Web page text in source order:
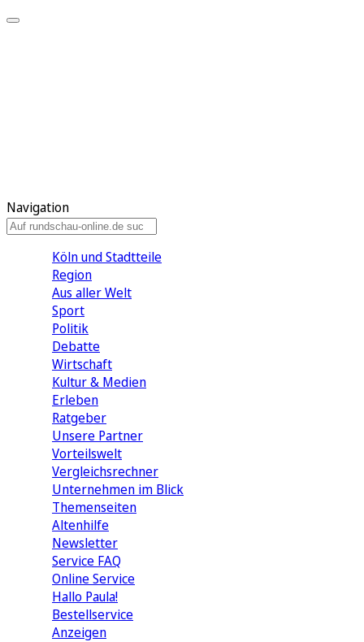
Navigation
Köln und Stadtteile
Region
Aus aller Welt
Sport
Politik
Debatte
Wirtschaft
Kultur & Medien
Erleben
Ratgeber
Unsere Partner
Vorteilswelt
Vergleichsrechner
Unternehmen im Blick
Themenseiten
Altenhilfe
Newsletter
Service FAQ
Online Service
Hallo Paula!
Bestellservice
Anzeigen